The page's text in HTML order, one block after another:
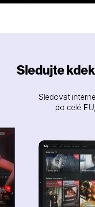
Sledujte
Sledovat
po celé